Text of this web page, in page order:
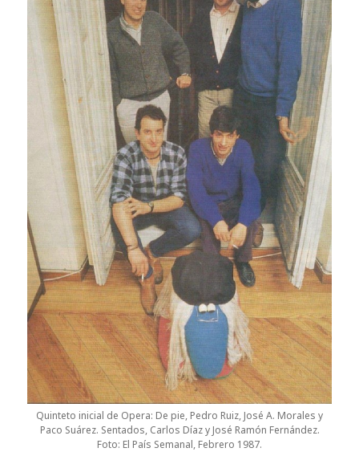
Quinteto inicial de Opera: De pie, Pedro Ruiz, José A. Morales y
Paco Suárez. Sentados, Carlos Díaz y José Ramón Fernández.
Foto: El País Semanal, Febrero 1987.